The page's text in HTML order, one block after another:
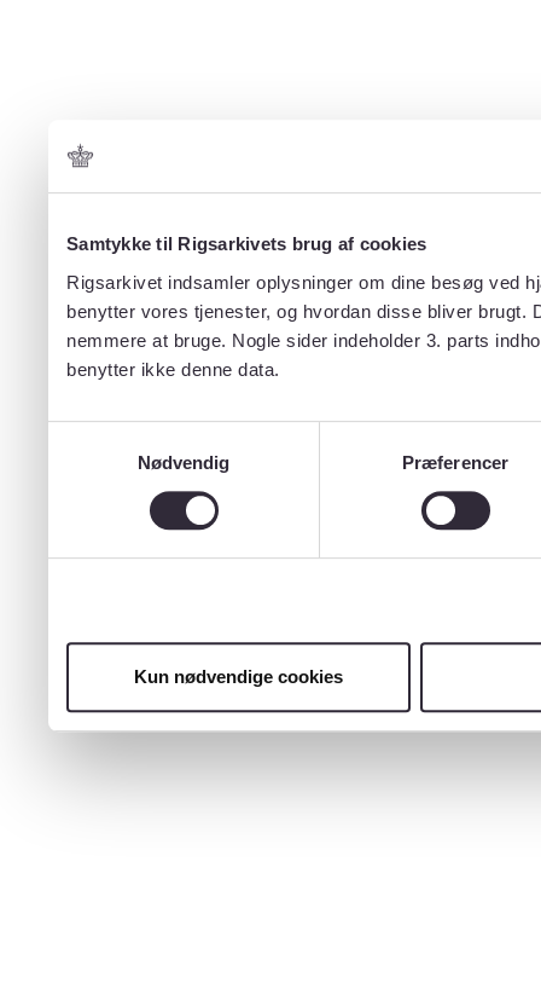
Samtykke til Rigsarkivets brug af cookies
Rigsarkivet indsamler oplysninger om dine besøg ved
benytter vores tjenester, og hvordan disse bliver
nemmere at bruge. Nogle sider indeholder 3. parts
benytter ikke denne data.
Nødvendig
Præferencer
Kun nødvendige cookies